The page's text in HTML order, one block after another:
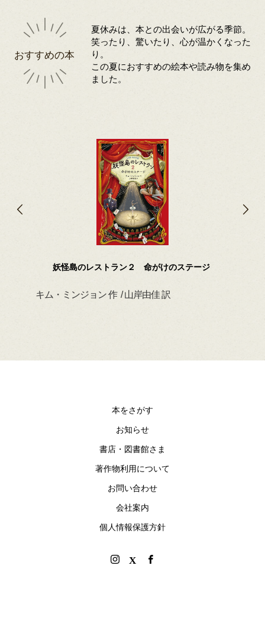
おすすめの本
夏休みは、本との出会いが広がる季節。
笑ったり、驚いたり、心が温かくなった
り。
この夏におすすめの絵本や読み物を集め
ました。
妖怪島のレストラン２ 命がけのステージ
キム・ミンジョン 作 / 山岸由佳 訳
本をさがす
お知らせ
書店・図書館さま
著作物利用について
お問い合わせ
会社案内
個人情報保護方針